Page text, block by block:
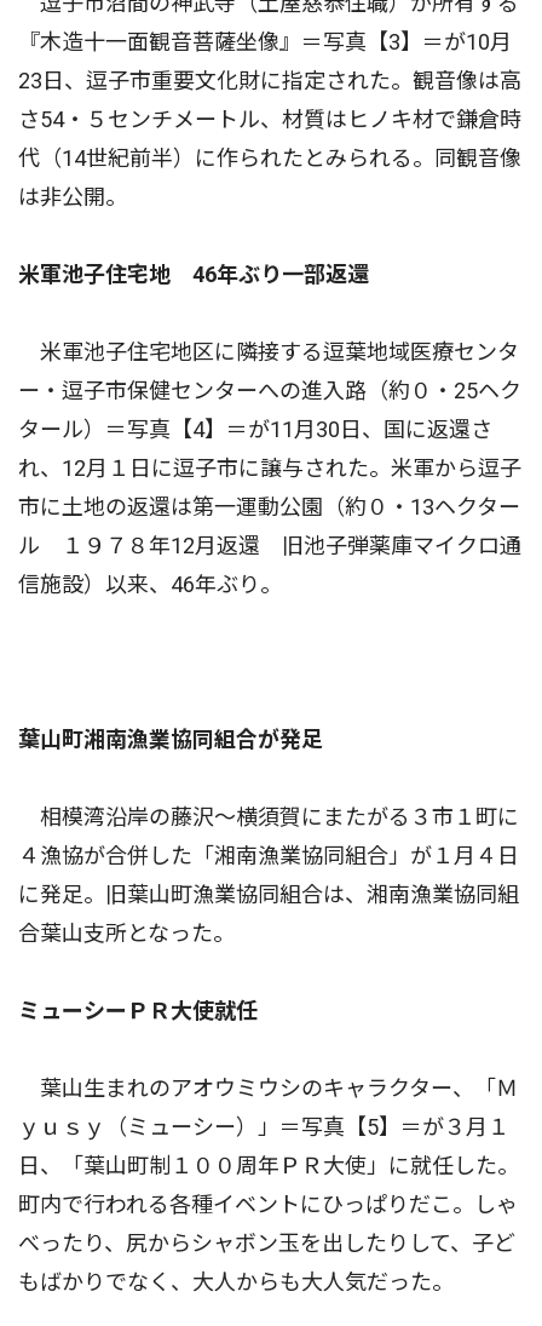
『木造十一面観音菩薩坐像』＝写真【3】＝が10月
23日、逗子市重要文化財に指定された。観音像は高
さ54・５センチメートル、材質はヒノキ材で鎌倉時
代（14世紀前半）に作られたとみられる。同観音像
は非公開。
米軍池子住宅地 46年ぶり一部返還
米軍池子住宅地区に隣接する逗葉地域医療センタ
ー・逗子市保健センターへの進入路（約０・25ヘク
タール）＝写真【4】＝が11月30日、国に返還さ
れ、12月１日に逗子市に譲与された。米軍から逗子
市に土地の返還は第一運動公園（約０・13ヘクター
ル １９７８年12月返還 旧池子弾薬庫マイクロ通
信施設）以来、46年ぶり。
葉山町湘南漁業協同組合が発足
相模湾沿岸の藤沢〜横須賀にまたがる３市１町に
４漁協が合併した「湘南漁業協同組合」が１月４日
に発足。旧葉山町漁業協同組合は、湘南漁業協同組
合葉山支所となった。
ミューシーＰＲ大使就任
葉山生まれのアオウミウシのキャラクター、「Ｍ
ｙｕｓｙ（ミューシー）」＝写真【5】＝が３月１
日、「葉山町制１００周年ＰＲ大使」に就任した。
町内で行われる各種イベントにひっぱりだこ。しゃ
べったり、尻からシャボン玉を出したりして、子ど
もばかりでなく、大人からも大人気だった。